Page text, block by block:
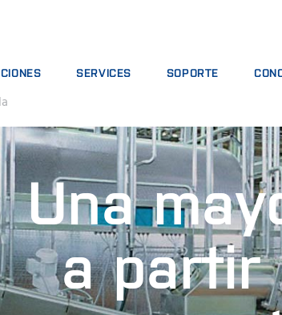
DE PRODUCTOS
SECTORES
SERVICES
PAQUETES DE ANÁLISIS
CURSOS DE FORMACIÓN
SERVICIOS DIGITALES
CONSUMPIBLES, REACTIVOS Y PIEZAS DE
SOPORTE
INFORMAR DE INCIDENTE
CONTACTE CON EL
COMENTARIOS Y QUEJAS
CURSOS FORMATIVOS
CERTIFICADOS
VINO
Una
a partir